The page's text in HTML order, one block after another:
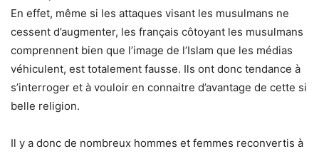
En effet, même si les attaques visant les musulmans ne
cessent d’augmenter, les français côtoyant les musulmans
comprennent bien que l’image de l’Islam que les médias
véhiculent, est totalement fausse. Ils ont donc tendance à
s’interroger et à vouloir en connaitre d’avantage de cette si
belle religion.
Il y a donc de nombreux hommes et femmes reconvertis à